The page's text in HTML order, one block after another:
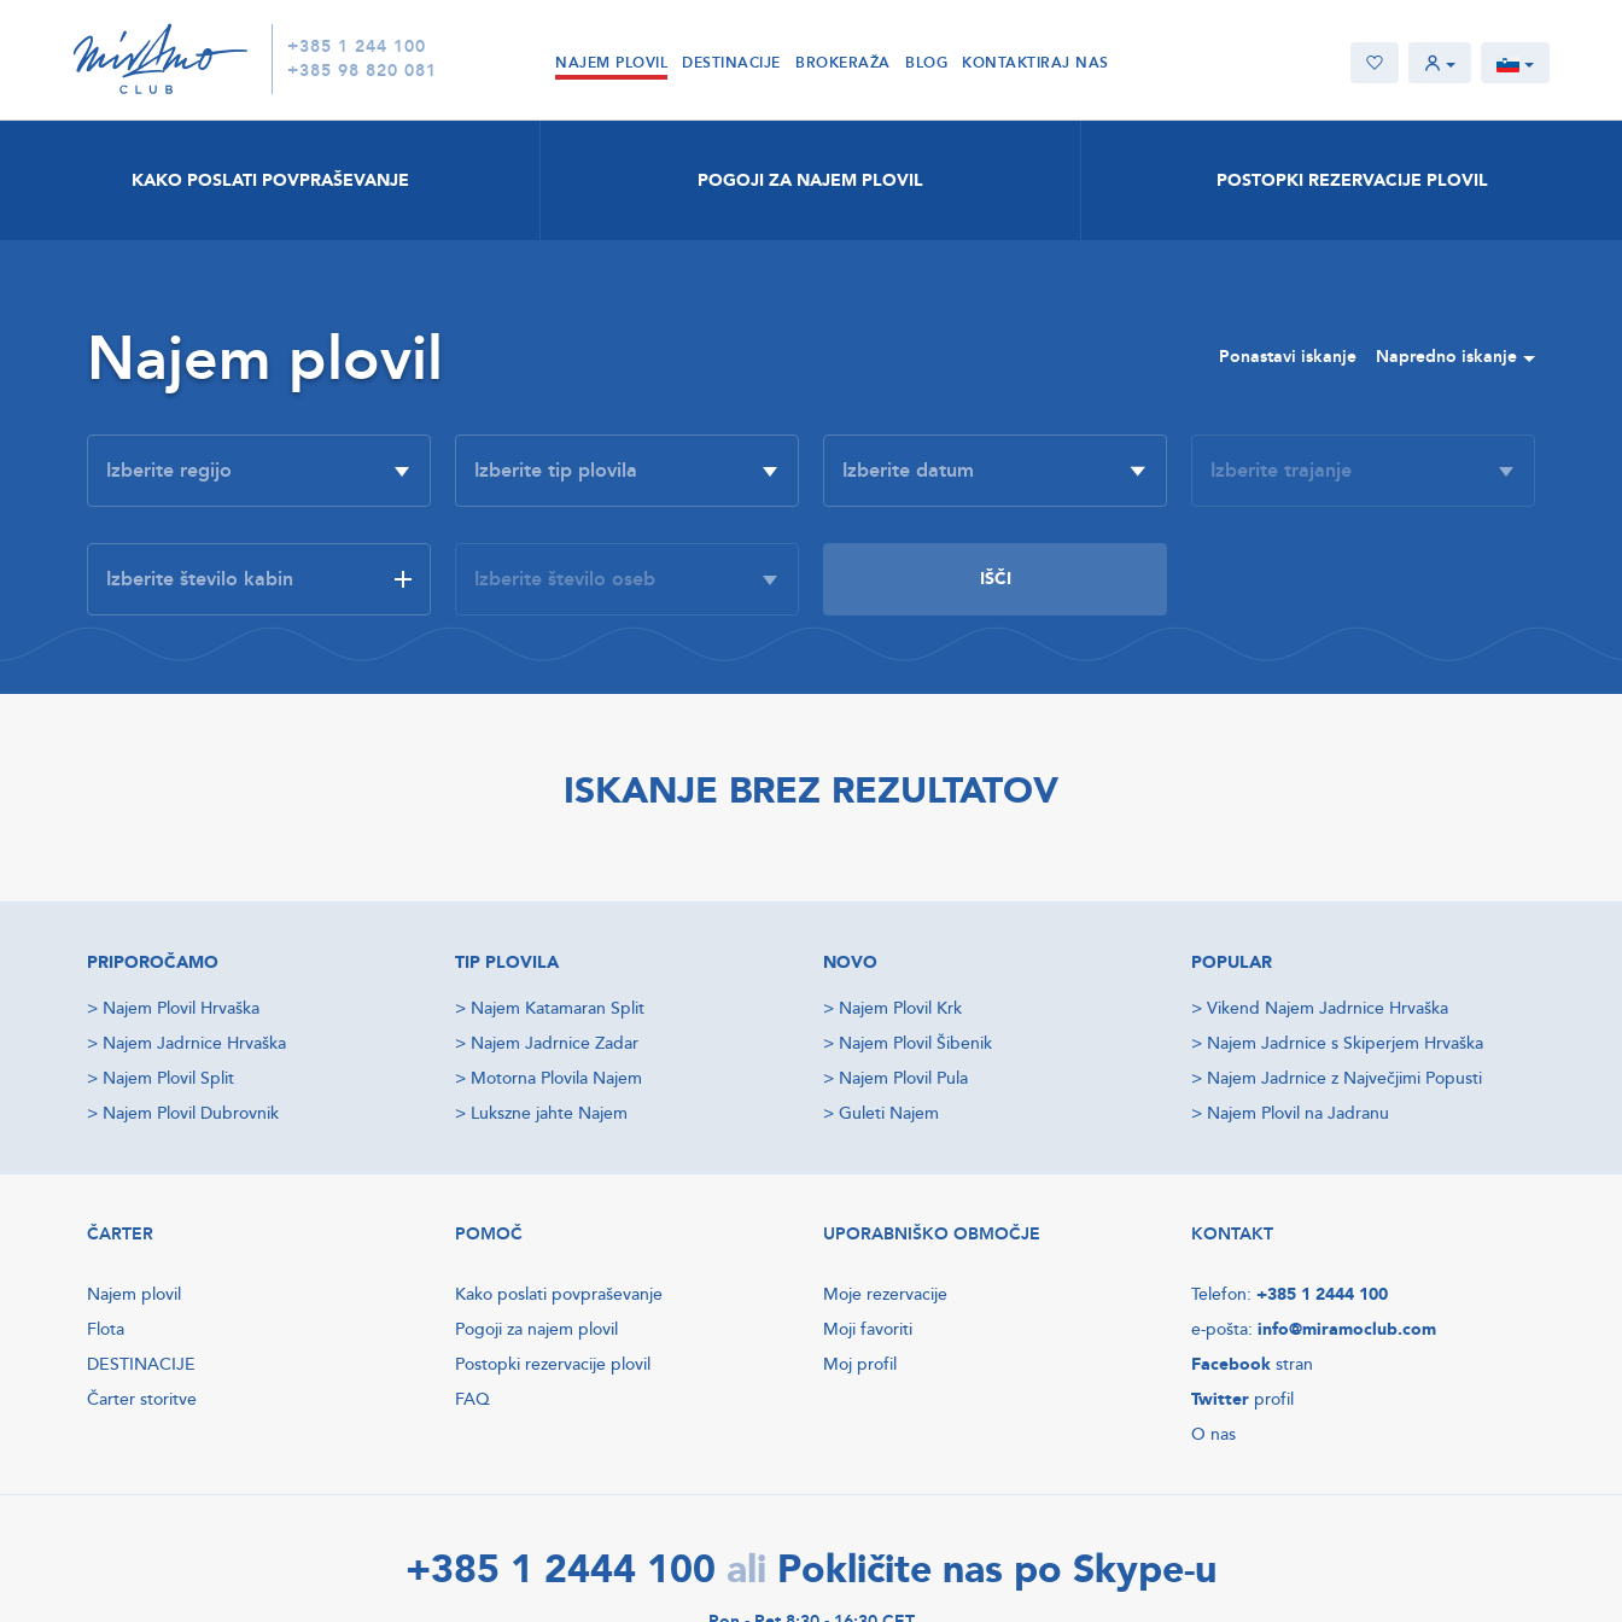
+385 1 244 100
+385 98 820 081
NAJEM PLOVIL DESTINACIJE BROKERAŽA BLOG KONTAKTIRAJ NAS
KAKO POSLATI POVPRAŠEVANJE POGOJI ZA NAJEM PLOVIL POSTOPKI REZERVACIJE PLOVIL
Najem plovil Ponastavi iskanje Napredno iskanje
ISKANJE BREZ REZULTATOV
PRIPOROČAMO
> Najem Plovil Hrvaška
> Najem Jadrnice Hrvaška
> Najem Plovil Split
> Najem Plovil Dubrovnik
TIP PLOVILA
> Najem Katamaran Split
> Najem Jadrnice Zadar
> Motorna Plovila Najem
> Lukszne jahte Najem
NOVO
> Najem Plovil Krk
> Najem Plovil Šibenik
> Najem Plovil Pula
> Guleti Najem
POPULAR
> Vikend Najem Jadrnice Hrvaška
> Najem Jadrnice s Skiperjem Hrvaška
> Najem Jadrnice z Največjimi Popusti
> Najem Plovil na Jadranu
ČARTER
Najem plovil
Flota
DESTINACIJE
Čarter storitve
POMOČ
Kako poslati povpraševanje
Pogoji za najem plovil
Postopki rezervacije plovil
FAQ
UPORABNIŠKO OBMOČJE
Moje rezervacije
Moji favoriti
Moj profil
KONTAKT
Telefon: +385 1 2444 100
e-pošta: info@miramoclub.com
Facebook stran
Twitter profil
O nas
+385 1 2444 100 ali Pokličite nas po Skype-u